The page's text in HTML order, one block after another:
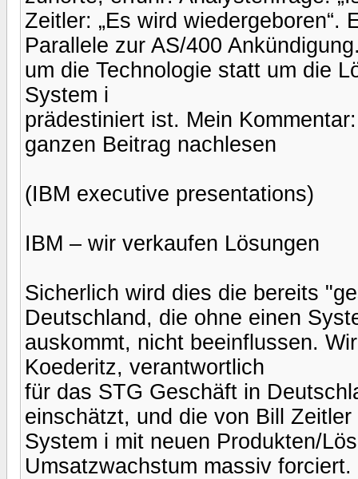
Zeitler: „Es wird wiedergeboren“.
Parallele zur AS/400
um die Technologie statt um die
System i
prädestiniert ist. Mein
ganzen Beitrag nachlesen
(IBM executive presentations)
IBM – wir verkaufen Lösungen
Sicherlich wird dies die bereits
Deutschland, die ohne einen
auskommt, nicht beeinflussen.
Koederitz, verantwortlich
für das STG Geschäft in
einschätzt, und die von Bill
System i mit neuen Produkten/
Umsatzwachstum massiv forciert.